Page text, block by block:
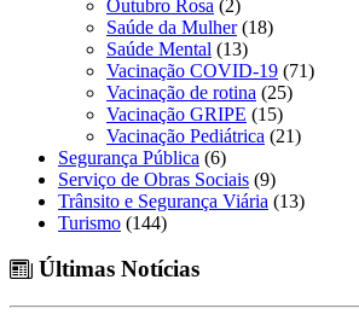
Outubro Rosa (2)
Saúde da Mulher(18)
Saúde Mental (13)
Vacinação COVID-19 (71)
Vacinação de rotina (25)
Vacinação GRIPE (15)
Vacinação Pediátrica (21)
Segurança Pública (6)
Serviço de Obras Sociais (9)
Trânsito e Segurança Viária (13)
Turismo (144)
Últimas Notícias